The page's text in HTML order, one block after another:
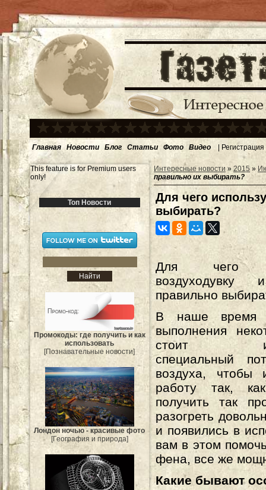
Главная Новости Блог Статьи Фото Видео | Регистрация
This feature is for Premium users
only!
Топ Новости
Промокоды: где получить и как
использовать
[Познавательные новости]
Лондон ночью - красивые фото
[География и природа]
Интересные новости » 2015 »
правильно их выбирать?
Для чего
выбирать?
Для чего
правильно
В наше время
выполнения
стоит
специальный
воздуха, чтобы
работу так,
получить так
разогреть
и появились в
вам в этом
фена, все же
Какие бывают